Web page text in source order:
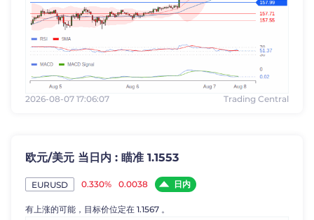
2026-08-07 17:06:07 Trading Central
欧元/美元 当日内 : 瞄准 1.1553
EURUSD 0.330% 0.0038 日内
有上涨的可能，目标价位定在 1.1567 。